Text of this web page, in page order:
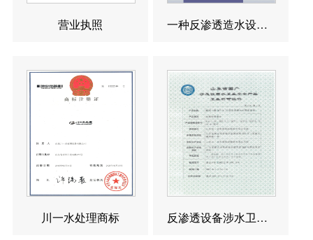
营业执照 一种反渗透造水设备发明专利
川一水处理商标 反渗透设备涉水卫生许可批件